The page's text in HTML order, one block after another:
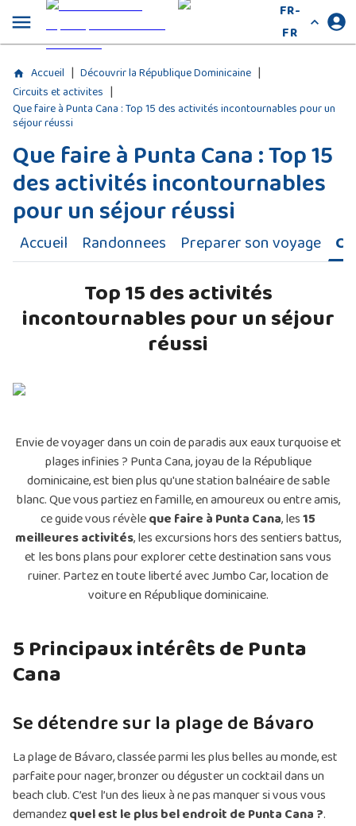
FR-
FR
Accueil | Découvrir la République Dominicaine |
Circuits et activites |
Que faire à Punta Cana : Top 15 des activités incontournables pour un
séjour réussi
Que faire à Punta Cana : Top 15
des activités incontournables
pour un séjour réussi
Accueil Randonnees Preparer son voyage
Top 15 des activités
incontournables pour un séjour
réussi
Envie de voyager dans un coin de paradis aux eaux turquoise et
plages infinies ? Punta Cana, joyau de la République
dominicaine, est bien plus qu'une station balnéaire de sable
blanc. Que vous partiez en famille, en amoureux ou entre amis,
ce guide vous révèleque faire à Punta Cana, les15
meilleures activités, les excursions hors des sentiers battus,
et les bons plans pour explorer cette destination sans vous
ruiner. Partez en toute liberté avec Jumbo Car, location de
voiture en République dominicaine.
5 Principaux intérêts de Punta
Cana
Se détendre sur la plage de Bávaro
La plage de Bávaro, classée parmi les plus belles au monde, est
parfaite pour nager, bronzer ou déguster un cocktail dans un
beach club. C’est l’un des lieux à ne pas manquer si vous vous
demandezquel est le plus bel endroit de Punta Cana ?.